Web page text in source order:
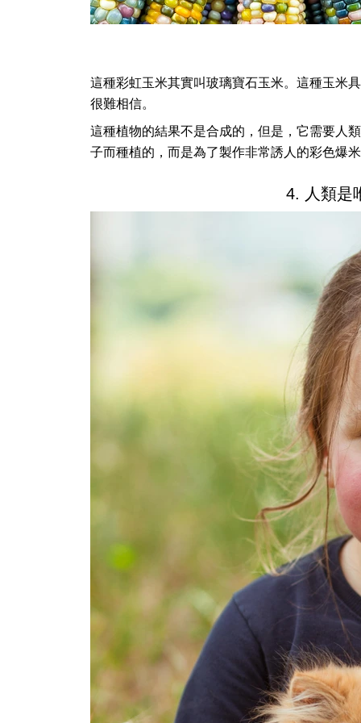
這種彩虹玉米其實叫玻璃寶石玉米。這種玉米
很難相信。
這種植物的結果不是合成的，但是，它需要人
子而種植的，而是為了製作非常誘人的彩色爆
4. 人類是